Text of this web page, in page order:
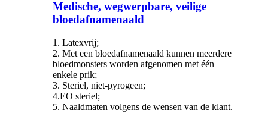
Medische, wegwerpbare, veilige
bloedafnamenaald
1. Latexvrij;
2. Met een bloedafnamenaald kunnen meerdere
bloedmonsters worden afgenomen met één
enkele prik;
3. Steriel, niet-pyrogeen;
4.EO steriel;
5. Naaldmaten volgens de wensen van de klant.